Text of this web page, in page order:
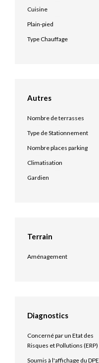
Cuisine
Plain-pied
Type Chauffage
Autres
Nombre de terrasses
Type de Stationnement
Nombre places parking
Climatisation
Gardien
Terrain
Aménagement
Diagnostics
Concerné par un Etat des
Risques et Pollutions (ERP)
Soumis à l'affichage du DPE